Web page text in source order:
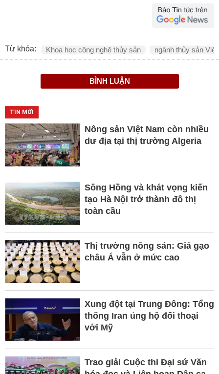
Từ khóa: Khoa học công nghệ thủy sản ngành thủy sản
BÌNH LUẬN
TIN MỚI
Nông sản Việt Nam còn nhiều
dư địa tại thị trường Algeria
Sông Hồng và khát vọng kiến
tạo Hà Nội trở thành đô thị
toàn cầu
Thị trường nông sản: Giá gạo
châu Á vẫn ở mức cao
Xung đột tại Trung Đông: Tổng
thống Iran ủng hộ đối thoại
với Mỹ
Trao giải Cuộc thi Đại sứ Văn